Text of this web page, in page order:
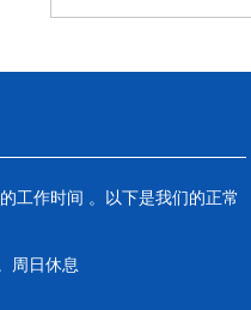
工作时间 。以下是我们的正常
周日休息